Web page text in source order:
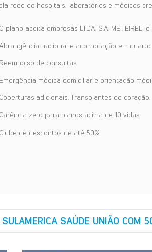
rede de hospitais, laboratórios e médicos
O plano aceita empresas LTDA, S.A, MEI, EIRELI e
Abrangência nacional e acomodação em
Reembolso de consultas
Emergência médica domiciliar e orientação
Coberturas adicionais: Transplantes de
Carência zero para planos acima de 10 vidas
Clube de descontos de até 50%
SULAMERICA SAÚDE UNIÃO COM